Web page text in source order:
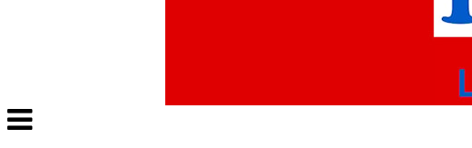
Veksle
navigasjon